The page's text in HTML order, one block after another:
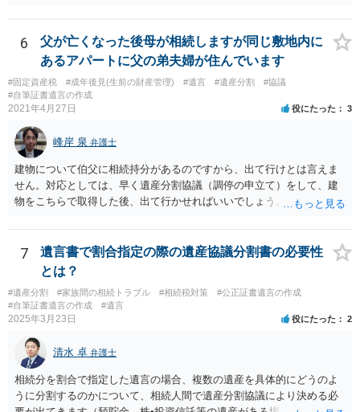
ません。 遺言執行者に就任し、遺言執行が完了したときの報酬だけ、
弁護士費用としてかかります。 ・亡くなった際に、法務局に預けた自
筆証書遺言の存在を親族がなかったものにされる可能性 ⇒自筆の遺言
書を法務局に保管した場合、死亡後、法務局に遺言書の有無を照会す
ることになりますので、「法務局に預けた自筆証書遺言の存在を親族
がなかったもの」にすることはできません。 存在をなかったものにす
がありえますが、その予防方法は、遺言者と面談してみないと判断が
難しいです。
6
父が亡くなった後母が相続しますが同じ敷地内に
あるアパートに父の弟夫婦が住んでいます
#固定資産税 #成年後見(生前の財産管理) #遺言 #遺産分割
#協議
#自筆証書遺言の作成
2021年4月27日 役にたった 3
峰岸 泉 弁護士
建物について伯父に相続持分があるのですから、出て行けとは言えま
せん。対応としては、早く遺産分割協議（調停の申立て）をして、建
物をこちらで取得した後、出て行かせればいいでしょう。 建物の固定
っていない部分については請求すればいいと思います。 なお、家賃に
ついては、お父様自身が遺産分割手続をしなかったのですから、あき
らめるしかないと思います。
7
遺言書で割合指定の際の遺産協議分割書の必要性
とは？
#遺産分割 #家族間の相続トラブル #相続税対策
#公正証書遺言の作成
#自筆証書遺言の作成
#遺言
2025年3月23日 役にたった 2
清水 卓 弁護士
相続分を割合で指定した遺言の場合、複数の遺産を具体的にどうのよ
うに分割するのかについて、相続人間で遺産分割協議により決める必